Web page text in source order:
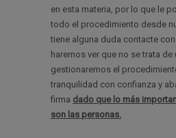
en esta materia, por lo que le
todo el procedimiento desde
tiene alguna duda contacte
haremos ver que no se trata
gestionaremos el
tranquilidad con confianza y
firma dado que lo más
son las personas.